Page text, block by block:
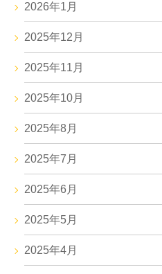
2026年1月
2025年12月
2025年11月
2025年10月
2025年8月
2025年7月
2025年6月
2025年5月
2025年4月